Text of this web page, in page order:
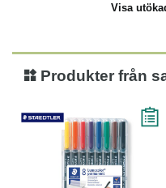
Visa
Produkter från